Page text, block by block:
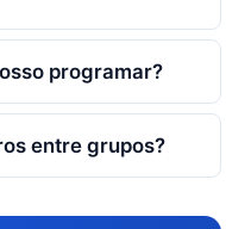
programar?
entre grupos?